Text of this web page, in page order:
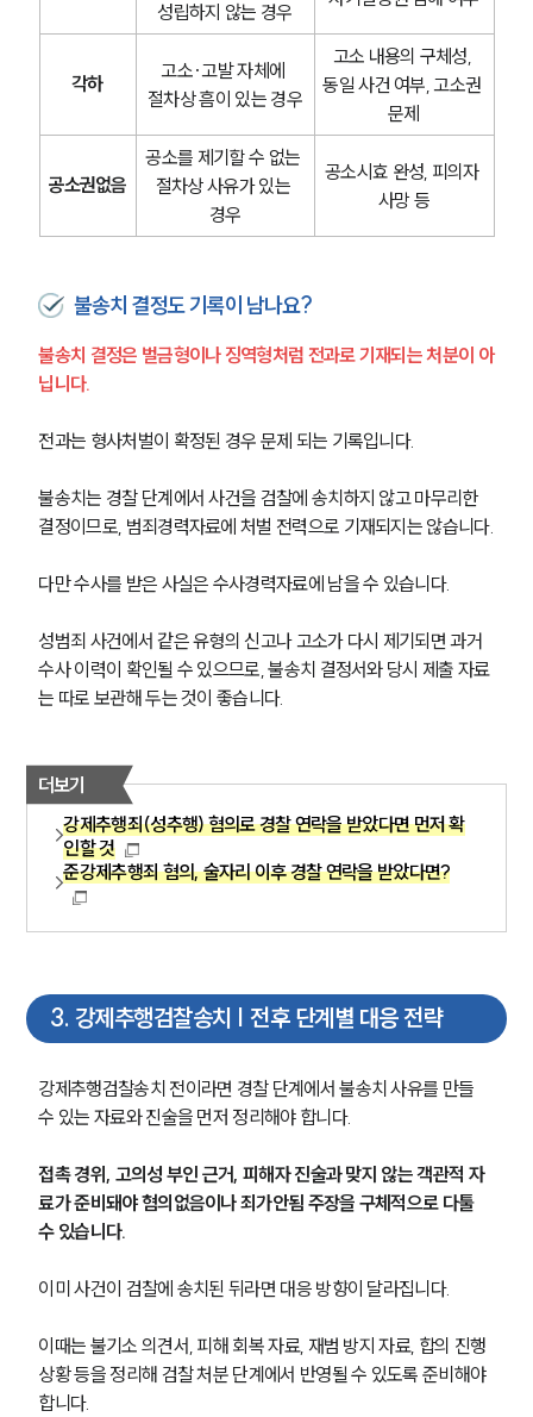
성립하지 않는 경우
각하
고소·고발 자체에
절차상 흠이 있는 경우
고소 내용의 구체성,
동일 사건 여부, 고소권
문제
공소권없음
공소를 제기할 수 없는
절차상 사유가 있는
경우
공소시효 완성, 피의자
사망 등
불송치 결정도 기록이 남나요?
불송치 결정은 벌금형이나 징역형처럼 전과로 기재되는 처분이 아
닙니다.
전과는 형사처벌이 확정된 경우 문제 되는 기록입니다.
불송치는 경찰 단계에서 사건을 검찰에 송치하지 않고 마무리한
결정이므로, 범죄경력자료에 처벌 전력으로 기재되지는 않습니다.
다만 수사를 받은 사실은 수사경력자료에 남을 수 있습니다.
성범죄 사건에서 같은 유형의 신고나 고소가 다시 제기되면 과거
수사 이력이 확인될 수 있으므로, 불송치 결정서와 당시 제출 자료
는 따로 보관해 두는 것이 좋습니다.
더보기
강제추행죄(성추행) 혐의로 경찰 연락을 받았다면 먼저 확
인할 것
준강제추행죄 혐의, 술자리 이후 경찰 연락을 받았다면?
3. 강제추행검찰송치 | 전후 단계별 대응 전략
강제추행검찰송치 전이라면 경찰 단계에서 불송치 사유를 만들
수 있는 자료와 진술을 먼저 정리해야 합니다.
접촉 경위, 고의성 부인 근거, 피해자 진술과 맞지 않는 객관적 자
료가 준비돼야 혐의없음이나 죄가안됨 주장을 구체적으로 다툴
수 있습니다.
이미 사건이 검찰에 송치된 뒤라면 대응 방향이 달라집니다.
이때는 불기소 의견서, 피해 회복 자료, 재범 방지 자료, 합의 진행
상황 등을 정리해 검찰 처분 단계에서 반영될 수 있도록 준비해야
합니다.